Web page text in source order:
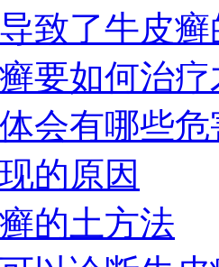
致了牛皮
要如何治
会有哪些危
的原因
的土方法